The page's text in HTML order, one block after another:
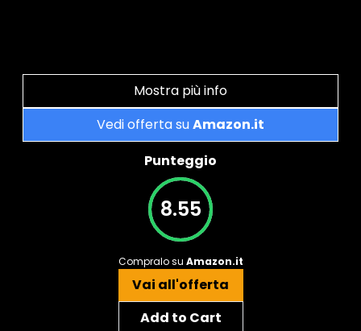
Mostra più info
Vedi offerta suAmazon.it
Punteggio
8.55
Compralo su Amazon.it
Vai all'offerta
Add to Cart